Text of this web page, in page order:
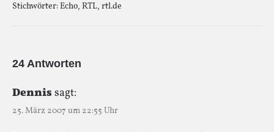
Stichwörter:Echo, RTL, rtl.de
24 Antworten
Dennissagt:
25. März 2007 um 22:55 Uhr